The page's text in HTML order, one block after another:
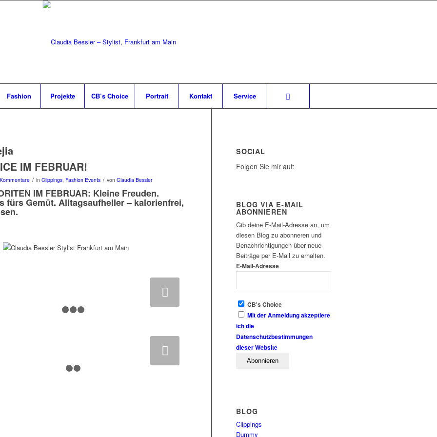
Fashion Projekte CB’s Choice Portrait Kontakt Service
IM FEBRUAR!
/ in Clippings, Fashion Events / von Claudia Bessler
IM FEBRUAR: Kleine Freuden.
fürs Gemüt. Alltagsaufheller – kalorienfrei,
SOCIAL
Folgen Sie mir auf:
BLOG VIA E-MAIL
ABONNIEREN
Gib deine E-Mail-Adresse an, um
diesen Blog zu abonneren und
Benachrichtigungen über neue
Beiträge per E-Mail zu erhalten.
E-Mail-Adresse
CB's Choice
Mit der Anmeldung akzeptiere
ich die
Datenschutzbestimmungen
dieser Website
BLOG
Clippings
Dummy